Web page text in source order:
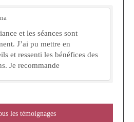
et les séances sont
J’ai pu mettre en
et ressenti les bénéfices des
Je recommande
les témoignages